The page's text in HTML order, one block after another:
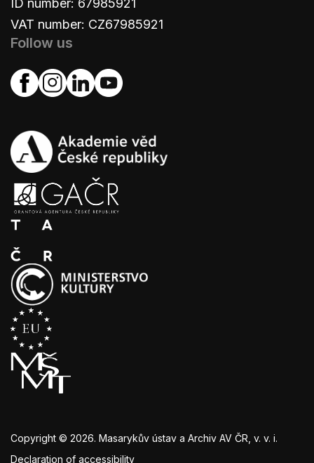
ID number: 67985921
VAT number: CZ67985921
Follow us
Copyright © 2026. Masarykův ústav a Archiv AV ČR, v. v. i.
Declaration of accessibility